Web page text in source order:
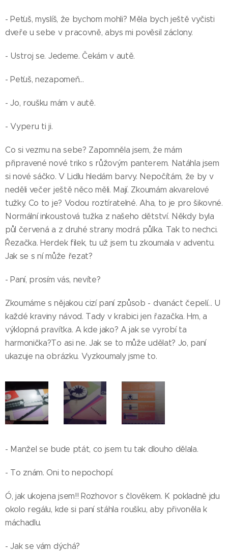
- Peťuš, myslíš, že bychom mohli? Měla bych ještě vyčisti
dveře u sebe v pracovně, abys mi pověsil záclony.
- Ustroj se. Jedeme. Čekám v autě.
- Peťuš, nezapomeň...
- Jo, roušku mám v autě.
- Vyperu ti ji.
Co si vezmu na sebe? Zapomněla jsem, že mám
připravené nové triko s růžovým panterem. Natáhla jsem
si nové sáčko. V Lidlu hledám barvy. Nepočítám, že by v
neděli večer ještě něco měli. Mají. Zkoumám akvarelové
tužky. Co to je? Vodou roztíratelné. Aha, to je pro šikovné.
Normální inkoustová tužka z našeho dětství. Někdy byla
půl červená a z druhé strany modrá půlka. Tak to nechci.
Řezačka. Herdek filek, tu už jsem tu zkoumala v adventu.
Jak se s ní může řezat?
- Paní, prosím vás, nevíte?
Zkoumáme s nějakou cizí paní způsob - dvanáct čepelí... U
každé kraviny návod. Tady v krabici jen řazačka. Hm, a
výklopná pravítka. A kde jako? A jak se vyrobí ta
harmonička?To asi ne. Jak se to může udělat? Jo, paní
ukazuje na obrázku. Vyzkoumaly jsme to.
- Manžel se bude ptát, co jsem tu tak dlouho dělala.
- To znám. Oni to nepochopí.
Ó, jak ukojena jsem!! Rozhovor s člověkem. K pokladně jdu
okolo regálu, kde si paní stáhla roušku, aby přivoněla k
máchadlu.
- Jak se vám dýchá?